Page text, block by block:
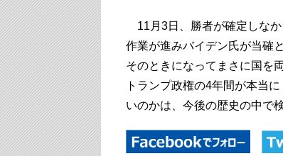
11月3日、勝者が確定しな
作業が進みバイデン氏が当確
そのときになってまさに国を
トランプ政権の4年間が本当
いのかは、今後の歴史の中で